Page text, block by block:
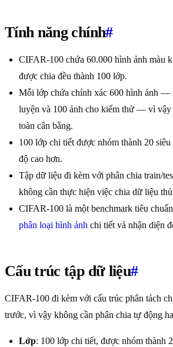
Tính năng chính#
CIFAR-100 chứa 60.000 hình ảnh màu
được chia đều thành 100 lớp.
Mỗi lớp chứa chính xác 600 hình ảnh —
luyện và 100 ảnh cho kiểm thử — vì vậy
toàn cân bằng.
100 lớp chi tiết được nhóm thành 20
độ cao hơn.
Tập dữ liệu đi kèm với phân chia train/
không cần thực hiện việc chia dữ liệu
CIFAR-100 là một benchmark tiêu
phân loại hình ảnh chi tiết và nhận diện
Cấu trúc tập dữ liệu#
CIFAR-100 đi kèm với cấu trúc phân tách
trước, vì vậy không cần phân chia tự động
Lớp: 100 lớp chi tiết, được nhóm thành